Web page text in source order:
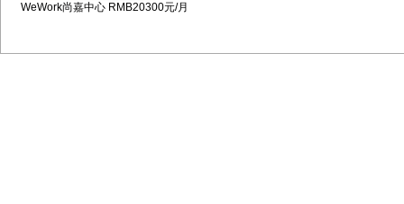
WeWork尚嘉中心 RMB20300元/月